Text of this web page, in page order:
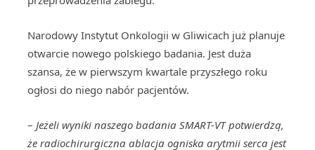
Narodowy Instytut Onkologii w Gliwicach już planuje
otwarcie nowego polskiego badania. Jest duża
szansa, że w pierwszym kwartale przyszłego roku
ogłosi do niego nabór pacjentów.
– Jeżeli wyniki naszego badania SMART-VT potwierdzą,
że radiochirurgiczna ablacja ogniska arytmii serca jest